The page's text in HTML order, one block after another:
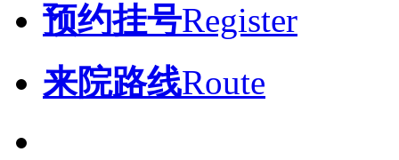
预约挂号Register
来院路线Route